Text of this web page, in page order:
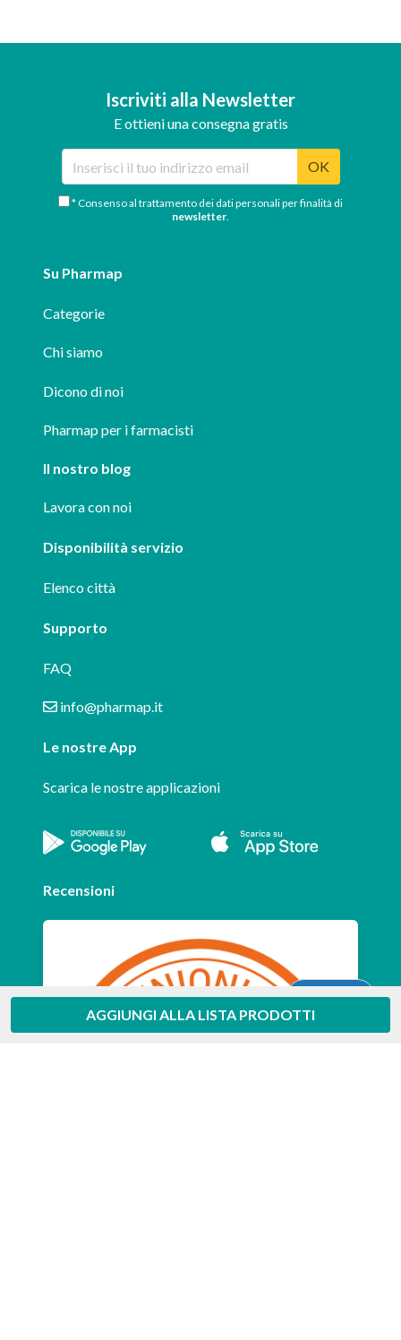
AGGIUNGI ALLA LISTA PRODOTTI
Iscriviti alla Newsletter
E ottieni una consegna gratis
OK
* Consenso al trattamento dei dati personali per finalità di
newsletter.
Su Pharmap
Categorie
Chi siamo
Dicono di noi
Pharmap per i farmacisti
Il nostro blog
Lavora con noi
Disponibilità servizio
Elenco città
Supporto
FAQ
info@pharmap.it
Le nostre App
Scarica le nostre applicazioni
Recensioni
Aiuto